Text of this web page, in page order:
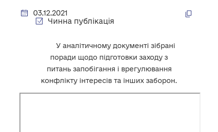
03.12.2021
Чинна публікація
У аналітичному документі зібрані
поради щодо підготовки заходу з
питань запобігання і врегулювання
конфлікту інтересів та інших заборон.